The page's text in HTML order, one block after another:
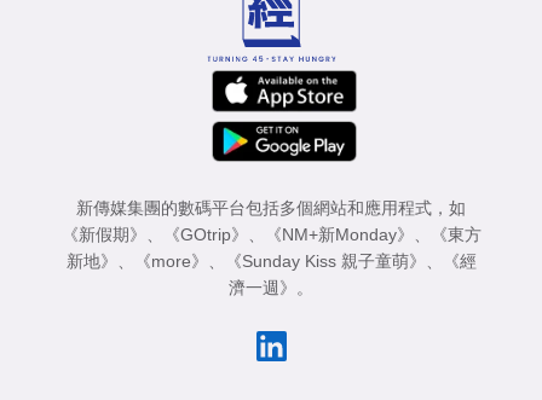
新傳媒集團的數碼平台包括多個網站和應用程式，如
《新假期》
《GOtrip》 《NM+新Monday》
《東方
新地》
《more》 《Sunday Kiss 親子童萌》
《經
濟一週》
。